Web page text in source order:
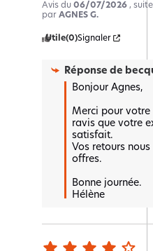
Avis du 06/07/2026 ,
par AGNES G.
Utile(0)Signaler
Réponse de
Bonjour Agnes,
Merci pour votre
ravis que votre
satisfait.
Vos retours
offres.
Bonne journée.
Hélène